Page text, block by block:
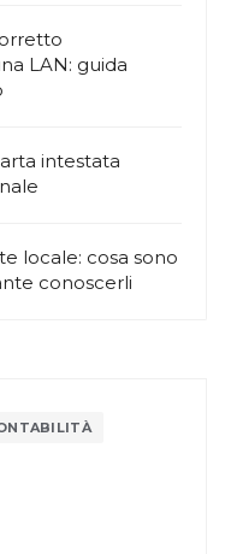
LAN: guida
intestata
locale: cosa sono
conoscerli